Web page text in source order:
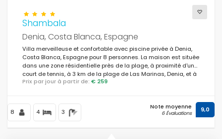
Shambala
Denia, Costa Blanca, Espagne
Villa merveilleuse et confortable avec piscine privée à Denia,
Costa Blanca, Espagne pour 8 personnes. La maison est située
dans une zone résidentielle près de la plage, à proximité d'un
court de tennis, à 3 km de la plage de Las Marinas, Denia, et à
5 km de Javea.
Prix par jour à partir de: € 259
8 4 3
Note moyenne
6 Évaluations 9,0